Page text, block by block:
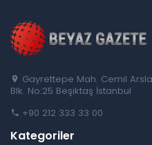
Gayrettepe Mah. Cemil
Blk. No:25 Beşiktaş İstanbul
+90 212 333 33 00
Kategoriler